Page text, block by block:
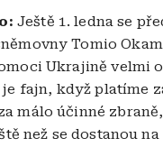
Ještě 1. ledna se
Tomio
Ukrajině velmi
je fajn, když platíme
málo účinné
než se dostanou